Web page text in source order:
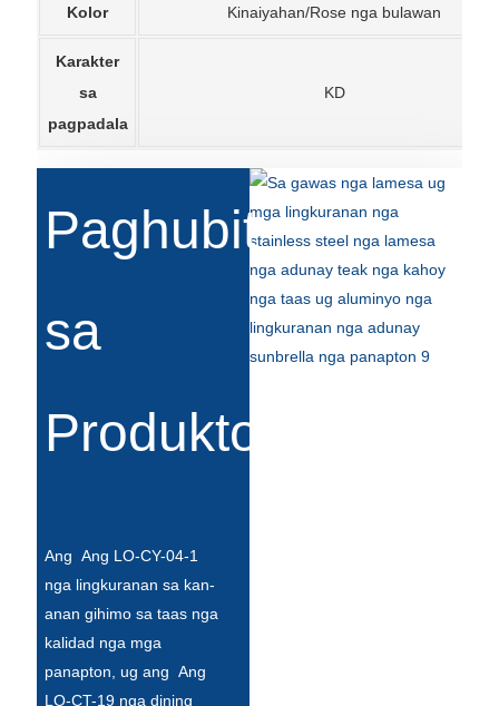
Kolor Kinaiyahan/Rose nga bulawan
Karakter
sa
pagpadala
KD
Paghubit
sa
Produkto
Ang Ang LO-CY-04-1
nga lingkuranan sa kan-
anan gihimo sa taas nga
kalidad nga mga
panapton, ug ang Ang
LO-CT-19 nga dining